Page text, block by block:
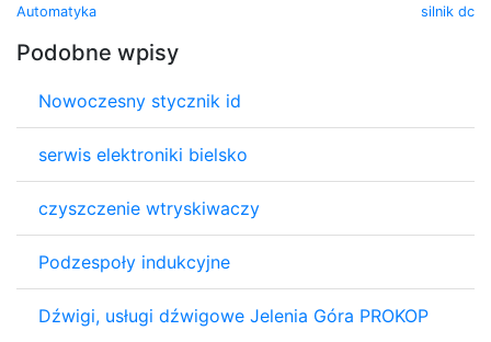
Automatyka
silnik dc
Podobne wpisy
Nowoczesny stycznik id
serwis elektroniki bielsko
czyszczenie wtryskiwaczy
Podzespoły indukcyjne
Dźwigi, usługi dźwigowe Jelenia Góra PROKOP